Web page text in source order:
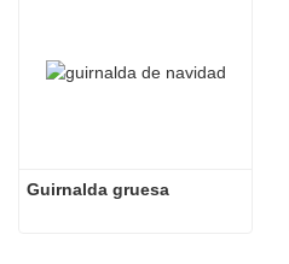
Guirnalda gruesa